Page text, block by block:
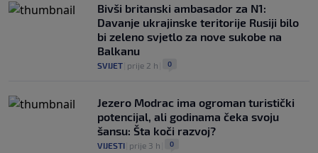
Bivši britanski ambasador za N1:
Davanje ukrajinske teritorije Rusiji bilo
bi zeleno svjetlo za nove sukobe na
Balkanu
SVIJET prije 2 h 0
Jezero Modrac ima ogroman turistički
potencijal, ali godinama čeka svoju
šansu: Šta koči razvoj?
VIJESTI prije 3 h 0